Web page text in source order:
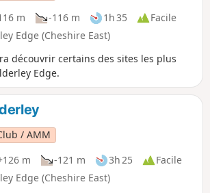
m -116 m 1h 35
Facile
Edge (Cheshire East)
découvrir certains des sites les plus
Edge.
/ AMM
m -121 m 3h 25
Facile
Edge (Cheshire East)